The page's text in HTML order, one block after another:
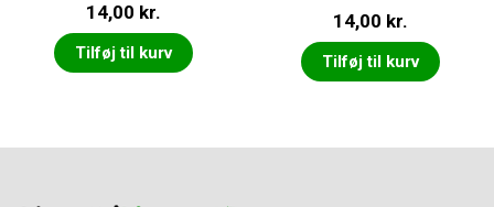
14,00 kr.
Tilføj til kurv
eret
2.00
af 5
14,00 kr.
Tilføj til kurv